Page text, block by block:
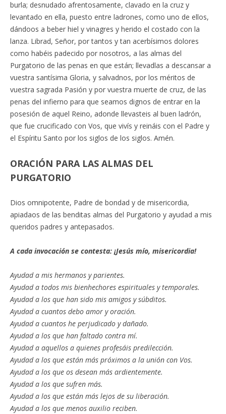
burla; desnudado afrentosamente, clavado en la cruz y
levantado en ella, puesto entre ladrones, como uno de ellos,
dándoos a beber hiel y vinagres y herido el costado con la
lanza. Librad, Señor, por tantos y tan acerbísimos dolores
como habéis padecido por nosotros, a las almas del
Purgatorio de las penas en que están; llevadlas a descansar a
vuestra santísima Gloria, y salvadnos, por los méritos de
vuestra sagrada Pasión y por vuestra muerte de cruz, de las
penas del infierno para que seamos dignos de entrar en la
posesión de aquel Reino, adonde llevasteis al buen ladrón,
que fue crucificado con Vos, que vivís y reináis con el Padre y
el Espíritu Santo por los siglos de los siglos. Amén.
ORACIÓN PARA LAS ALMAS DEL
PURGATORIO
Dios omnipotente, Padre de bondad y de misericordia,
apiadaos de las benditas almas del Purgatorio y ayudad a mis
queridos padres y antepasados.
A cada invocación se contesta: ¡Jesús mío, misericordia!
Ayudad a mis hermanos y parientes.
Ayudad a todos mis bienhechores espirituales y temporales.
Ayudad a los que han sido mis amigos y súbditos.
Ayudad a cuantos debo amor y oración.
Ayudad a cuantos he perjudicado y dañado.
Ayudad a los que han faltado contra mí.
Ayudad a aquellos a quienes profesáis predilección.
Ayudad a los que están más próximos a la unión con Vos.
Ayudad a los que os desean más ardientemente.
Ayudad a los que sufren más.
Ayudad a los que están más lejos de su liberación.
Ayudad a los que menos auxilio reciben.